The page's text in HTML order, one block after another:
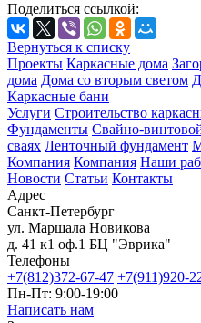
Поделиться ссылкой:
Вернуться к списку
Проекты Каркасные дома
дома Дома со вторым светом
Каркасные бани
Услуги Строительство
Фундаменты Свайно-
сваях Ленточный фундамент
Компания Компания Наши
Новости Статьи Контакты
Адрес
Санкт-Петербург
ул. Маршала Новикова
д. 41 к1 оф.1 БЦ "Эврика"
Телефоны
+7(812)372-67-47 +7(911)920-
Пн-Пт: 9:00-19:00
Написать нам